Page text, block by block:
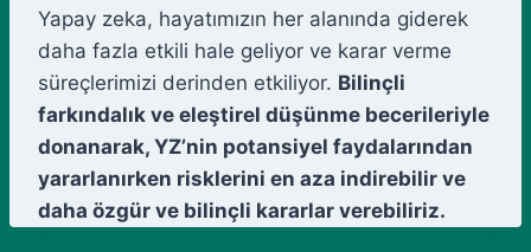
Yapay zeka, hayatımızın her alanında giderek
daha fazla etkili hale geliyor ve karar verme
süreçlerimizi derinden etkiliyor. Bilinçli
farkındalık ve eleştirel düşünme becerileriyle
donanarak, YZ’nin potansiyel faydalarından
yararlanırken risklerini en aza indirebilir ve
daha özgür ve bilinçli kararlar verebiliriz.